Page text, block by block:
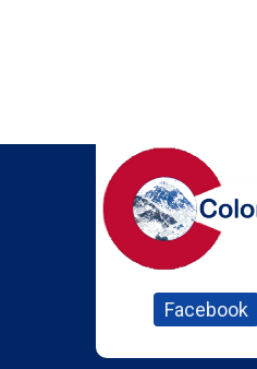
Facebook